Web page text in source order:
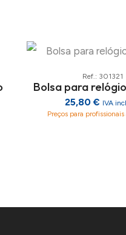
Ref.: 301321
Bolsa para
25,80 € IVA
Preços para